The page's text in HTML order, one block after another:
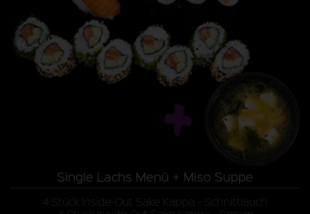
Single Lachs Menü + Miso Suppe
4 Stück Inside-Out Sake Kappa - Schnittlauch